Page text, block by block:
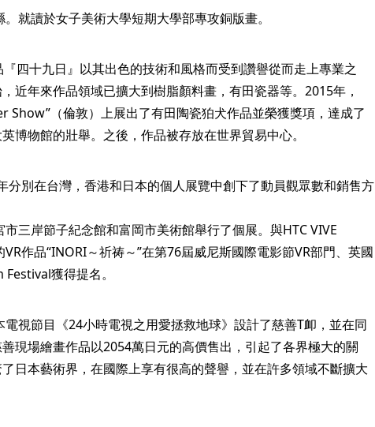
就讀於女子美術大學短期大學部專攻銅版畫。
四十九日』以其出色的技術和風格而受到讚譽從而走上專業之
近年來作品領域已擴大到樹脂顏料畫，有田瓷器等。2015年，
Show”（倫敦）上展出了有田陶瓷狛犬作品並榮獲獎項，達成了
博物館的壯舉。之後，作品被存放在世界貿易中心。
分別在台灣，香港和日本的個人展覽中創下了動員觀眾數和銷售方
三岸節子紀念館和富岡市美術館舉行了個展。與HTC VIVE
VR作品“INORI～祈祷～”在第76屆威尼斯國際電影節VR部門、英國
獲得提名。
視節目《24小時電視之用愛拯救地球》設計了慈善T卹，並在同
現場繪畫作品以2054萬日元的高價售出，引起了各界極大的關
日本藝術界，在國際上享有很高的聲譽，並在許多領域不斷擴大